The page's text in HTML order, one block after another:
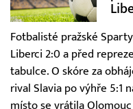
Fotbalisté pražské
Liberci 2:0 a před
tabulce. O skóre za
rival Slavia po výhře 5:1
místo se vrátila